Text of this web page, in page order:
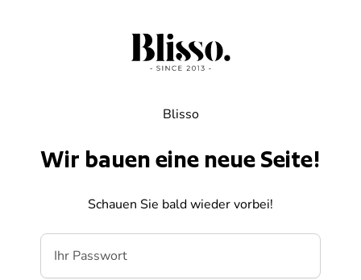
Blisso
Wir bauen eine neue Seite!
Schauen Sie bald wieder vorbei!
Ihr Passwort